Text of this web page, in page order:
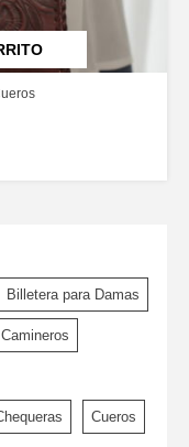
Billetera para Damas
Camineros
Cueros